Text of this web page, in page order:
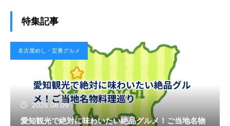
特集記事
名古屋めし・定番グルメ
2026.08.09
愛知観光で絶対に味わいたい絶品グルメ！ご当地名物